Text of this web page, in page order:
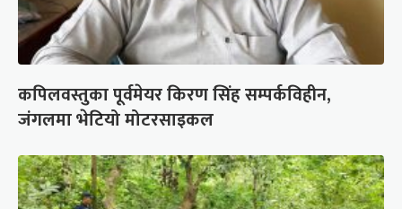
कपिलवस्तुका पूर्वमेयर किरण सिंह सम्पर्कविहीन,
जंगलमा भेटियो मोटरसाइकल